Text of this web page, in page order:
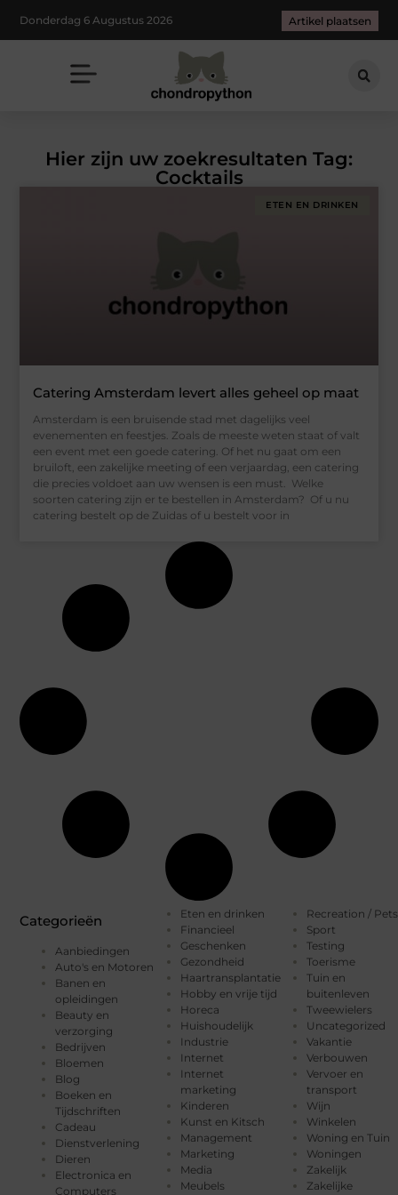
Donderdag 6 Augustus 2026 Artikel plaatsen
Hier zijn uw zoekresultaten Tag:
Cocktails
ETEN EN DRINKEN
Catering Amsterdam levert alles geheel op maat
Amsterdam is een bruisende stad met dagelijks veel
evenementen en feestjes. Zoals de meeste weten staat of valt
een event met een goede catering. Of het nu gaat om een
bruiloft, een zakelijke meeting of een verjaardag, een catering
die precies voldoet aan uw wensen is een must. Welke
soorten catering zijn er te bestellen in Amsterdam? Of u nu
catering bestelt op de Zuidas of u bestelt voor in
Categorieën
Aanbiedingen
Auto's en Motoren
Banen en
opleidingen
Beauty en
verzorging
Bedrijven
Bloemen
Blog
Boeken en
Tijdschriften
Cadeau
Dienstverlening
Dieren
Electronica en
Computers
Eten en drinken
Financieel
Geschenken
Gezondheid
Haartransplantatie
Hobby en vrije tijd
Horeca
Huishoudelijk
Industrie
Internet
Internet
marketing
Kinderen
Kunst en Kitsch
Management
Marketing
Media
Meubels
Recreation / Pets
Sport
Testing
Toerisme
Tuin en
buitenleven
Tweewielers
Uncategorized
Vakantie
Verbouwen
Vervoer en
transport
Wijn
Winkelen
Woning en Tuin
Woningen
Zakelijk
Zakelijke